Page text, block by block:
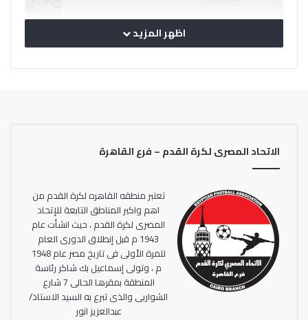
اظهر المزيد
الاتحاد المصرى لكرة القدم – فرع القاهرة
تعتبر منطقه القاهره لكرة القدم من
اهم واكبر المناطق التابعة للإتحاد
المصرى لكرة القدم ، حيث انشأت عام
1943 م قبل إنطلاق الدورى العام
للمرة الأولى فى تاريخ مصر عام 1948
م ، وتولى إسماعيل بك شاكر رئاسة
المنطقة بمقرها الحالى 7 شارع
الشواربى والذى تبرع به السيد الاستاذ/
عبدالعزيز انور